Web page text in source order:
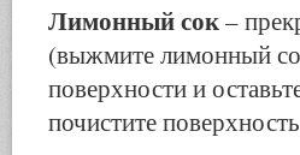
Лимонный сок–
(выжмите лимонный
поверхности и
почистите